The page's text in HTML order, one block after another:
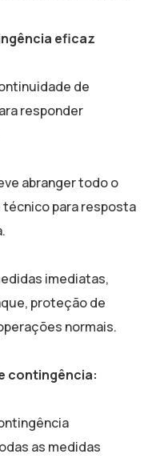
eficaz
de
responder
abranger todo o
para resposta
imediatas,
proteção de
normais.
contingência:
as medidas